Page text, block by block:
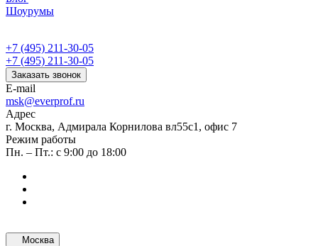
Шоурумы
+7 (495) 211-30-05
+7 (495) 211-30-05
Заказать звонок
E-mail
msk@everprof.ru
Адрес
г. Москва, Адмирала Корнилова вл55с1, офис 7
Режим работы
Пн. – Пт.: с 9:00 до 18:00
Москва